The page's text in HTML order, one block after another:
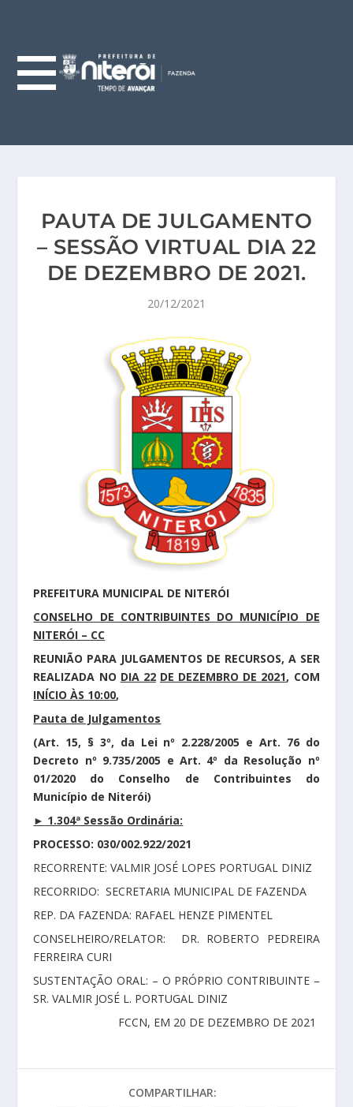
PAUTA DE JULGAMENTO
– SESSÃO VIRTUAL DIA 22
DE DEZEMBRO DE 2021.
20/12/2021
PREFEITURA MUNICIPAL DE NITERÓI
CONSELHO DE CONTRIBUINTES DO MUNICÍPIO DE
NITERÓI – CC
REUNIÃO PARA JULGAMENTOS DE RECURSOS, A SER
REALIZADA NO DIA 22 DE DEZEMBRO DE 2021, COM
INÍCIO ÀS 10:00,
Pauta de Julgamentos
(Art. 15, § 3º, da Lei nº 2.228/2005 e Art. 76 do
Decreto nº 9.735/2005 e Art. 4º da Resolução nº
01/2020 do Conselho de Contribuintes do
Município de Niterói)
► 1.304ª Sessão Ordinária:
PROCESSO: 030/002.922/2021
RECORRENTE: VALMIR JOSÉ LOPES PORTUGAL DINIZ
RECORRIDO: SECRETARIA MUNICIPAL DE FAZENDA
REP. DA FAZENDA: RAFAEL HENZE PIMENTEL
CONSELHEIRO/RELATOR: DR. ROBERTO PEDREIRA
FERREIRA CURI
SUSTENTAÇÃO ORAL: – O PRÓPRIO CONTRIBUINTE –
SR. VALMIR JOSÉ L. PORTUGAL DINIZ
FCCN, EM 20 DE DEZEMBRO DE 2021
COMPARTILHAR: